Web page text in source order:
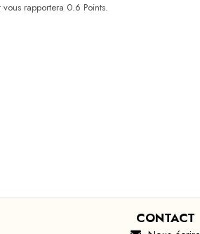
rapportera 0.6 Points.
CONTACT